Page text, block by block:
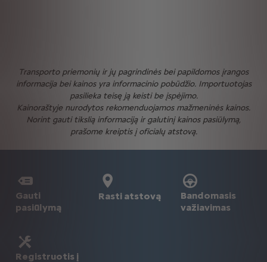
Transporto priemonių ir jų pagrindinės bei papildomos įrangos
informacija bei kainos yra informacinio pobūdžio. Importuotojas
pasilieka teisę ją keisti be įspėjimo.
Kainoraštyje nurodytos rekomenduojamos mažmeninės kainos.
Norint gauti tikslią informaciją ir galutinį kainos pasiūlymą,
prašome kreiptis į oficialų atstovą.
Gauti
pasiūlymą
Rasti atstovą
Bandomasis
važiavimas
Registruotis į